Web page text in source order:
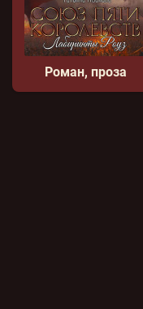
Роман, проза